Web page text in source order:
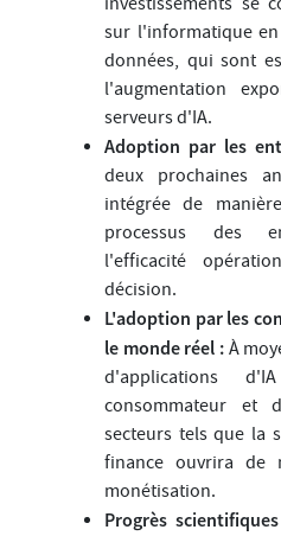
sur l'informatique
données, qui sont
l'augmentation
serveurs d'IA.
Adoption par les
deux prochaines
intégrée de
processus des
l'efficacité
décision.
L'adoption par les
le monde réel :À
d'applications
consommateur et
secteurs tels que la
finance ouvrira de
monétisation.
Progrès